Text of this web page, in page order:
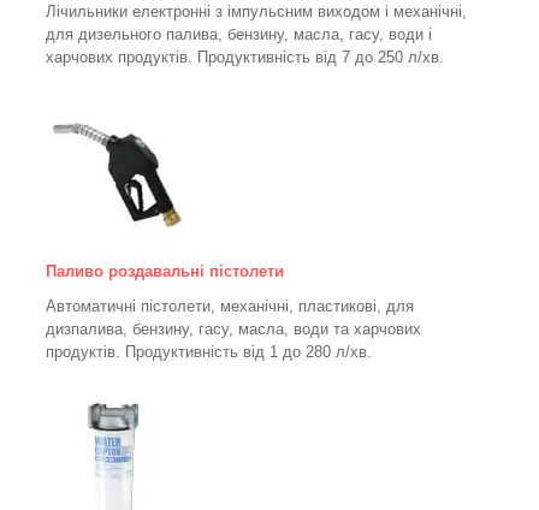
Лічильники електронні з імпульсним виходом і механічні,
для дизельного палива, бензину, масла, гасу, води і
харчових продуктів. Продуктивність від 7 до 250 л/хв.
Паливо роздавальні пістолети
Автоматичні пістолети, механічні, пластикові, для
дизпалива, бензину, гасу, масла, води та харчових
продуктів. Продуктивність від 1 до 280 л/хв.